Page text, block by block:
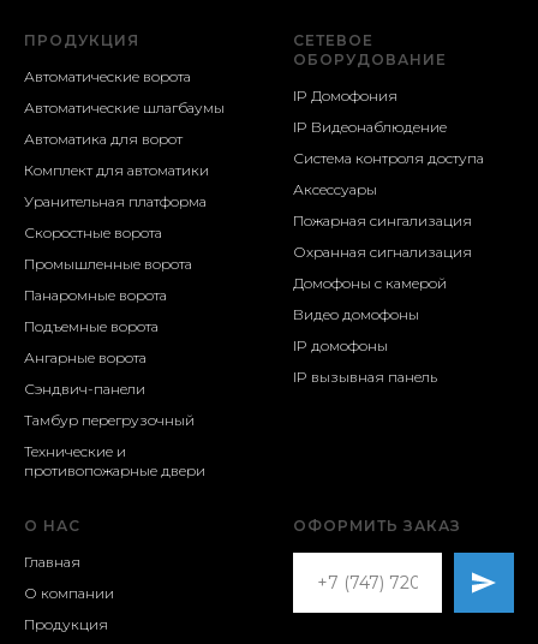
ПРОДУКЦИЯ
Автоматические ворота
Автоматические шлагбаумы
Автоматика для ворот
Комплект для автоматики
Уранительная платформа
Скоростные ворота
Промышленные ворота
Панаромные ворота
Подъемные ворота
Ангарные ворота
Сэндвич-панели
Тамбур перегрузочный
Технические и
противопожарные двери
СЕТЕВОЕ
ОБОРУДОВАНИЕ
IP Домофония
IP Видеонаблюдение
Система контроля доступа
Аксессуары
Пожарная сингализация
Охранная сигнализация
Домофоны с камерой
Видео домофоны
IP домофоны
IP вызывная панель
О НАС
Главная
О компании
Продукция
ОФОРМИТЬ ЗАКАЗ